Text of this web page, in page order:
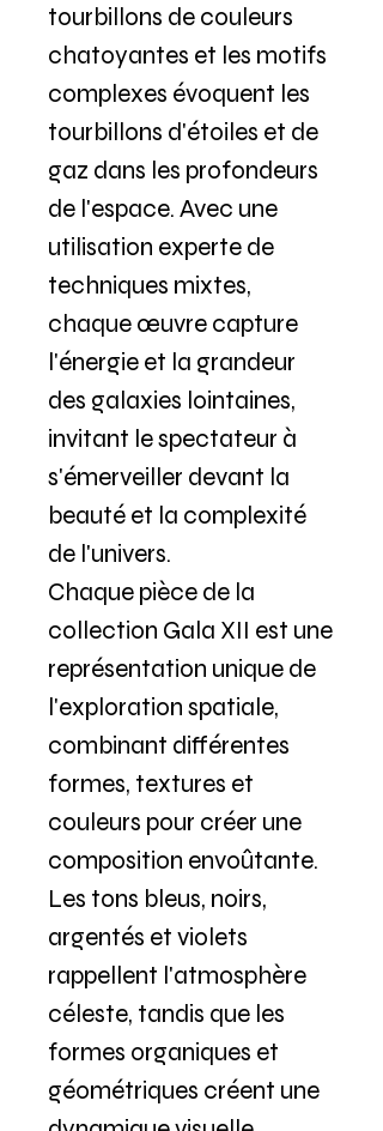
tourbillons de couleurs
chatoyantes et les motifs
complexes évoquent les
tourbillons d'étoiles et de
gaz dans les profondeurs
de l'espace. Avec une
utilisation experte de
techniques mixtes,
chaque œuvre capture
l'énergie et la grandeur
des galaxies lointaines,
invitant le spectateur à
s'émerveiller devant la
beauté et la complexité
de l'univers.
Chaque pièce de la
collection Gala XII est une
représentation unique de
l'exploration spatiale,
combinant différentes
formes, textures et
couleurs pour créer une
composition envoûtante.
Les tons bleus, noirs,
argentés et violets
rappellent l'atmosphère
céleste, tandis que les
formes organiques et
géométriques créent une